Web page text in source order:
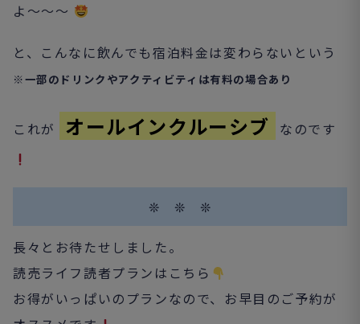
よ～～～
と、こんなに飲んでも宿泊料金は変わらないという
※一部のドリンクやアクティビティは有料の場合あり
これが オールインクルーシブ なのです
❊ ❊ ❊
長々とお待たせしました。
読売ライフ読者プランはこちら
お得がいっぱいのプランなので、お早目のご予約が